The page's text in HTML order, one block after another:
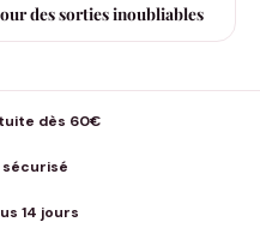
des sorties inoubliables
dès 60€
sécurisé
14 jours